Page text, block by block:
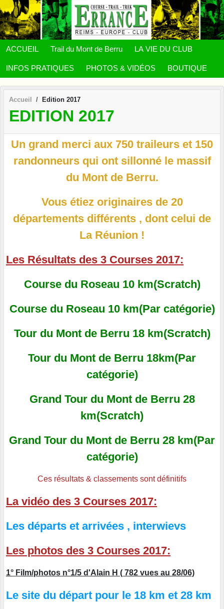
ACCUEIL Trail du Mont de Berru LA VIE DU CLUB
INFOS PRATIQUES PHOTOS & VIDÉOS BOUTIQUE
Accueil Edition 2017
EDITION 2017
Un grand merci aux 750 traileurs et 150
randonneurs qui ont sillonné le massif
du Mont de Berru.
Vous étiez originaires de 20
départements différents , dont celui de
La Réunion !
Les Résultats des 3 Courses 2017:
Course du Roseau 10 km(Scratch)
Course du Roseau 10 km(Par catégorie)
Tour du Mont de Berru 18 km(Scratch)
Tour du Mont de Berru 18km(Par
catégorie)
Grand Tour du Mont de Berru 28
km(Scratch)
Grand Tour du Mont de Berru 28 km(Par
catégorie)
Ces résultats & classements sont définitifs
La vidéo des 3 Courses 2017:
Les départs et arrivées , interwievs
Les photos des 3 Courses 2017:
1° Film/photos n°1/5 d'Alain H ( 782 vues au 28/06)
Le site du départ pour le 18 km et 28 km
Panneau de gestion des cookies